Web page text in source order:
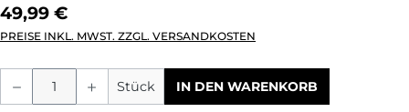
49,99 €
PREISE INKL. MWST. ZZGL. VERSANDKOSTEN
Produkt Anzahl: Gib den gewünschten
Stück IN DEN WARENKORB